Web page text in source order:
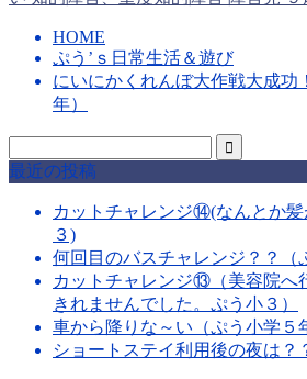
HOME
ぷう’ｓ日常生活＆遊び
にいにかくれんぼ大作戦大成功
年）
最近の投稿
カットチャレンジ⑭(なんとか
３)
何回目のバスチャレンジ？？（
カットチャレンジ⑬（美容院へ
きれませんでした。ぷう小３）
車から降りな～い（ぷう小学５
ショートステイ利用後の夜は？